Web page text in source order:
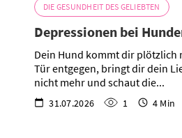
DIE GESUNDHEIT DES GELIEBTEN
Depressionen bei
Dein Hund kommt dir plötzlich
Tür entgegen, bringt dir dein
nicht mehr und schaut die...
31.07.2026 1 4 Min